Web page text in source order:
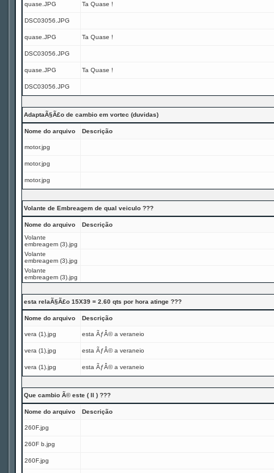
quase.JPG Ta Quase !
DSC03056.JPG
quase.JPG Ta Quase !
DSC03056.JPG
quase.JPG Ta Quase !
DSC03056.JPG
AdaptaÃ§Ã£o de cambio em vortec (duvidas)
Nome do arquivo Descrição
motor.jpg
motor.jpg
motor.jpg
Volante de Embreagem de qual veiculo ???
Nome do arquivo
Descrição
Volante
embreagem (3).jpg
Volante
embreagem (3).jpg
Volante
embreagem (3).jpg
esta relaÃ§Ã£o 15X39 = 2.60 qts por hora atinge ???
Nome do arquivo Descrição
vera (1).jpg esta ÃƒÂ© a veraneio
vera (1).jpg esta ÃƒÂ© a veraneio
vera (1).jpg esta ÃƒÂ© a veraneio
Que cambio Ã© este ( II ) ???
Nome do arquivo Descrição
260F.jpg
260F b.jpg
260F.jpg